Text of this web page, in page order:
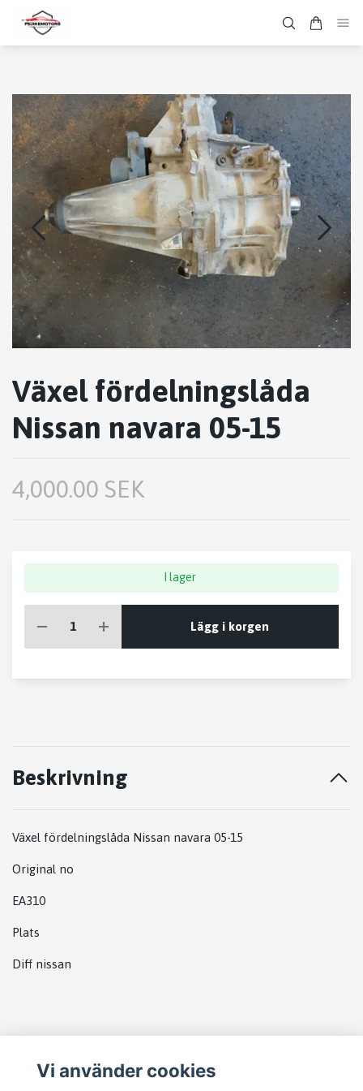
Växel fördelningslåda
Nissan navara 05-15
4,000.00 SEK
I lager
Lägg i korgen
Beskrivning
Växel fördelningslåda Nissan navara 05-15
Original no
EA310
Plats
Diff nissan
Vi använder cookies